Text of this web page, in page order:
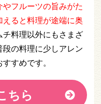
やフルーツの旨みがた
ると料理が途端に奥
チ料理以外にもさまざ
の料理に少しアレン
すめです。
ちら